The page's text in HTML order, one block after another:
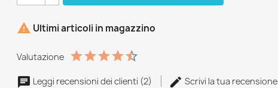
 Ultimi articoli in magazzino
Valutazione
Leggi recensioni dei clienti (2) Scrivi la tua recensione